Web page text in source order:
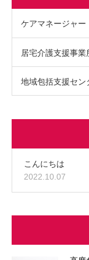
ケアマネージャー
居宅介護支援事業
地域包括支援セン
こんにちは
2022.10.07